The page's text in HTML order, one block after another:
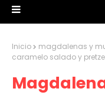
Inicio magdalenas y
caramelo salado y